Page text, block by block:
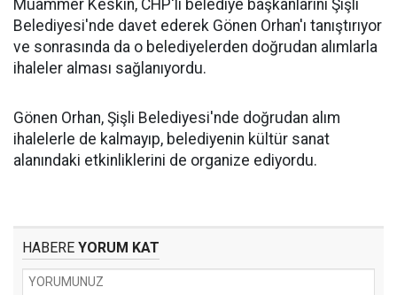
Muammer Keskin, CHP'li belediye başkanlarını Şişli
Belediyesi'nde davet ederek Gönen Orhan'ı tanıştırıyor
ve sonrasında da o belediyelerden doğrudan alımlarla
ihaleler alması sağlanıyordu.
Gönen Orhan, Şişli Belediyesi'nde doğrudan alım
ihalelerle de kalmayıp, belediyenin kültür sanat
alanındaki etkinliklerini de organize ediyordu.
HABERE YORUM KAT